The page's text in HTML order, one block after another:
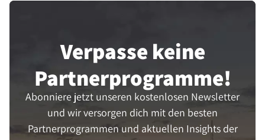
Verpasse keine
Partner­programme!
Abonniere jetzt unseren kostenlosen Newsletter
und wir versorgen dich mit den besten
Partnerprogrammen und aktuellen Insights der